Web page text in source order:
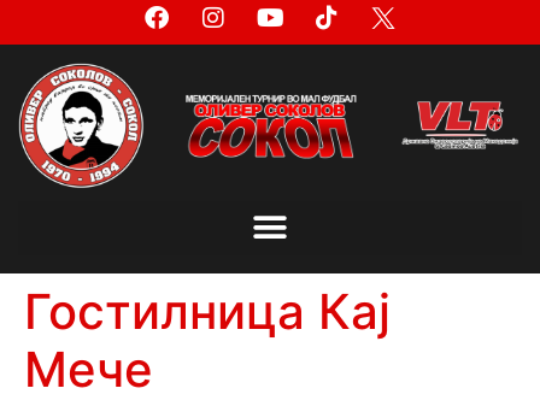
Гостилница Кај
Мече